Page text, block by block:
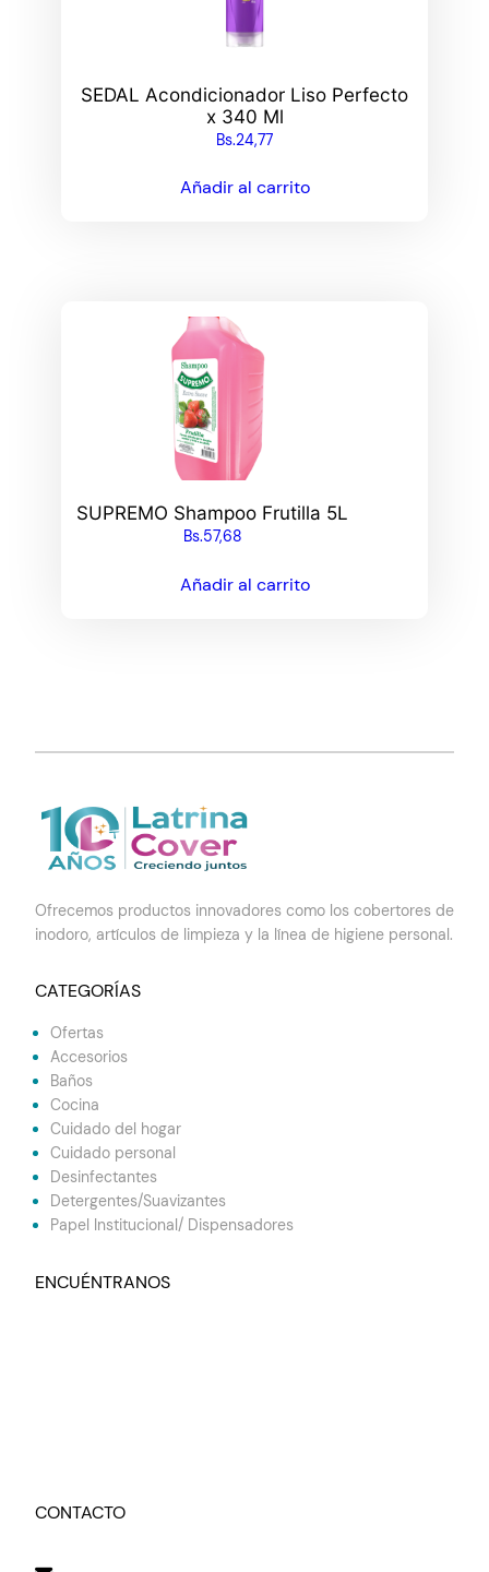
SEDAL Acondicionador Liso Perfecto
x 340 Ml
Bs.24,77
Añadir al carrito
SUPREMO Shampoo Frutilla 5L
Bs.57,68
Añadir al carrito
Ofrecemos productos innovadores como los cobertores de
inodoro, artículos de limpieza y la línea de higiene personal.
CATEGORÍAS
Ofertas
Accesorios
Baños
Cocina
Cuidado del hogar
Cuidado personal
Desinfectantes
Detergentes/Suavizantes
Papel Institucional/ Dispensadores
ENCUÉNTRANOS
CONTACTO